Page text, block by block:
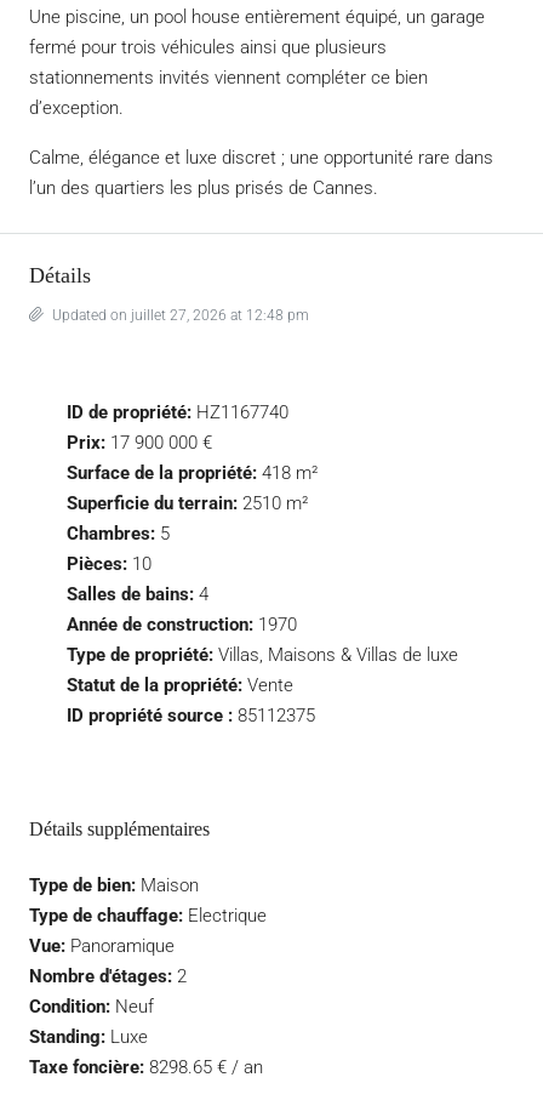
Une piscine, un pool house entièrement équipé, un garage
fermé pour trois véhicules ainsi que plusieurs
stationnements invités viennent compléter ce bien
d’exception.
Calme, élégance et luxe discret ; une opportunité rare dans
l’un des quartiers les plus prisés de Cannes.
Détails
Updated on juillet 27, 2026 at 12:48 pm
ID de propriété: HZ1167740
Prix: 17 900 000 €
Surface de la propriété: 418 m²
Superficie du terrain: 2510 m²
Chambres: 5
Pièces: 10
Salles de bains: 4
Année de construction: 1970
Type de propriété: Villas, Maisons & Villas de luxe
Statut de la propriété: Vente
ID propriété source : 85112375
Détails supplémentaires
Type de bien: Maison
Type de chauffage: Electrique
Vue: Panoramique
Nombre d'étages: 2
Condition: Neuf
Standing: Luxe
Taxe foncière: 8298.65 € / an